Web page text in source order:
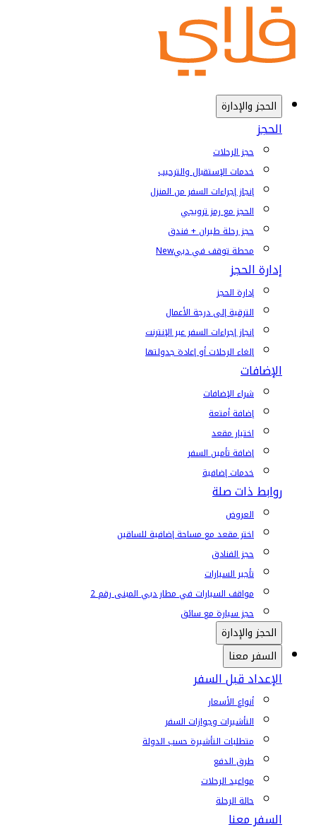
الحجز والإدارة
الحجز
حجز الرحلات
خدمات الإستقبال والترحيب
إنجاز إجراءات السفر من المنزل
الحجز مع رمز ترويجي
حجز رحلة طيران + فندق
محطة توقف في دبيNew
إدارة الحجز
إدارة الحجز
الترقية إلى درجة الأعمال
إنجاز إجراءات السفر عبر الإنترنت
إلغاء الرحلات أو إعادة جدولتها
الإضافات
شراء الإضافات
إضافة أمتعة
اختيار مقعد
إضافة تأمين السفر
خدمات إضافية
روابط ذات صلة
العروض
اختر مقعد مع مساحة إضافية للساقين
حجز الفنادق
تأجير السيارات
مواقف السيارات في مطار دبي المبنى رقم 2
حجز سيارة مع سائق
الحجز والإدارة
السفر معنا
الإعداد قبل السفر
أنواع الأسعار
التأشيرات وجوازات السفر
متطلبات التأشيرة حسب الدولة
طرق الدفع
مواعيد الرحلات
حالة الرحلة
السفر معنا